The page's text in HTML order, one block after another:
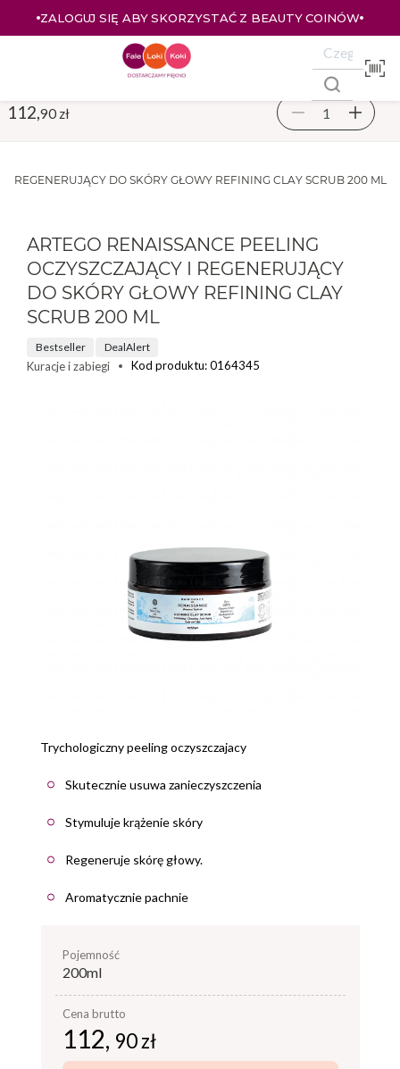
ZALOGUJ SIĘ ABY SKORZYSTAĆ Z BEAUTY COINÓW
I REGENERUJĄCY DO SKÓRY GŁOWY REFINING CLAY SCRUB 200 ML
ARTEGO RENAISSANCE PEELING
OCZYSZCZAJĄCY I REGENERUJĄCY
DO SKÓRY GŁOWY REFINING CLAY
SCRUB 200 ML
Bestseller DealAlert
Kuracje i zabiegi Kod produktu: 0164345
Trychologiczny peeling oczyszczajacy
Skutecznie usuwa zanieczyszczenia
Stymuluje krążenie skóry
Regeneruje skórę głowy.
Aromatycznie pachnie
pojemność
200ml
Cena brutto
112, 90 zł
112, 90 zł